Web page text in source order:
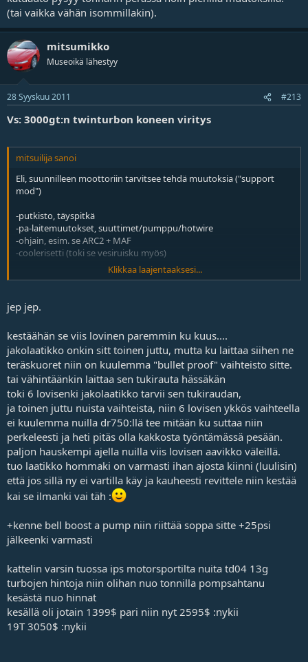
(tai vaikka vähän isommillakin).
mitsumikko
Museoikä lähestyy
28 Syyskuu 2011 #213
Vs: 3000gt:n twinturbon koneen viritys
mitsuilija sanoi
Eli, suunnilleen moottoriin tarvitsee tehdä muutoksia ("support
mod")
-putkisto, täyspitkä
-pa-laitemuutokset, suuttimet/pumppu/hotwire
-ohjain, esim. se ARC2 + MAF
-coolerisetti (toki se vesiruisku myös)
-kytkin
Nuo ne pakolliset modit? Noihin palaa kyllä pitkä penni, kait se on
jossain vaiheessa laitettava.
turbojen voiman?
Turbot toki kuulostaa kalliilta, mutta aika harva nelivetoinen
katuauto pysyy tonnarin perässä noin pienillä muutoksilla. (tai
vaikka vähän isommillakin).
Klikkaa laajentaaksesi...
jep jep.
kestäähän se viis lovinen paremmin ku kuus....
jakolaatikko onkin sitt toinen juttu, mutta ku laittaa siihen ne
teräskuoret niin on kuulemma "bullet proof" vaihteisto sitte.
tai vähintäänkin laittaa sen tukirauta hässäkän
toki 6 lovisenki jakolaatikko tarvii sen tukiraudan,
ja toinen juttu nuista vaihteista, niin 6 lovisen ykkös vaihteella
ei kuulemma nuilla dr750:llä tee mitään ku suttaa niin
perkeleesti ja heti pitäs olla kakkosta työntämässä pesään.
paljon hauskempi ajella nuilla viis lovisen aavikko väleillä.
tuo laatikko hommaki on varmasti ihan ajosta kiinni (luulisin)
että jos sillä ny ei vartilla käy ja kauheesti revittele niin kestää
kai se ilmanki vai täh :
+kenne bell boost a pump niin riittää soppa sitte +25psi
jälkeenki varmasti
kattelin varsin tuossa ips motorsportilta nuita td04 13g
turbojen hintoja niin olihan nuo tonnilla pompsahtanu
kesästä nuo hinnat
kesällä oli jotain 1399$ pari niin nyt 2595$ :nykii
19T 3050$ :nykii